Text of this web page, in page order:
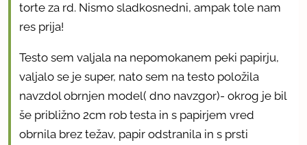
torte za rd. Nismo sladkosnedni, ampak tole nam
res prija!
Testo sem valjala na nepomokanem peki papirju,
valjalo se je super, nato sem na testo položila
navzdol obrnjen model( dno navzgor)- okrog je bil
še približno 2cm rob testa in s papirjem vred
obrnila brez težav, papir odstranila in s prsti